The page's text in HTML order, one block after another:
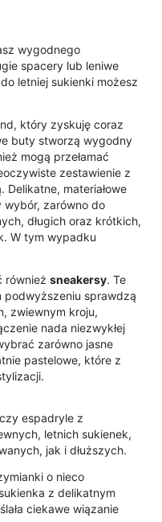
wygodnego
spacery lub leniwe
letniej sukienki możesz
który zyskuję coraz
buty stworzą wygodny
mogą przełamać
zestawienie z
materiałowe
wybór, zarówno do
długich oraz krótkich,
W tym wypadku
również sneakersy. Te
sprawdzą
zwiewnym kroju,
nada niezwykłej
zarówno jasne
pastelowe, które z
espadryle z
letnich sukienek,
jak i dłuższych.
o nieco
z delikatnym
ciekawe wiązanie